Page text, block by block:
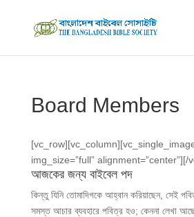
Board Members
img_size=”full”
আজকের জন্য বাইবেল পদ
কিন্তু যিনি তোমাদিগকে আহ্বান করিয়াছেন, সেই
সমস্ত আচার ব্যবহারে পবিত্র হও; কেননা লেখা